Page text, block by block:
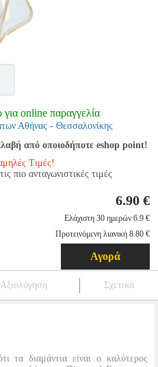
online παραγγελία
Αθήνας - Θεσσαλονίκης
από οποιοδήποτε eshop point!
Τιμές!
πιο ανταγωνιστικές τιμές
6.90 €
Ελάχιστη 30 ημερών 6.9 €
Προτεινόμενη λιανική 8.80 €
Αγορά
Αξιολόγηση Σχετικά
τα διαμάντια είναι ο καλύτερος